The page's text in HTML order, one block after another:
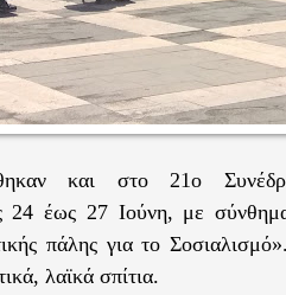
και στο 21ο
24 έως 27 Ιούνη, με
πάλης για το
λαϊκά σπίτια.